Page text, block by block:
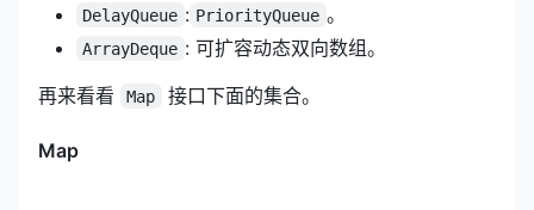
DelayQueue : PriorityQueue 。
ArrayDeque : 可扩容动态双向数组。
再来看看
Map 接口下面的集合。
Map